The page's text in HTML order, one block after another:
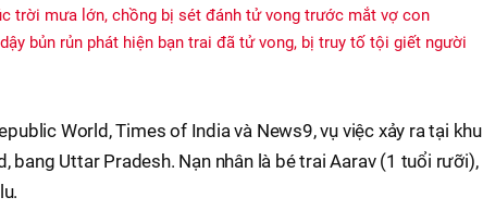
trời mưa lớn, chồng bị sét đánh tử vong trước mắt vợ con
bủn rủn phát hiện bạn trai đã tử vong, bị truy tố tội giết người
World, Times of India và News9, vụ việc xảy ra tại khu
bang Uttar Pradesh. Nạn nhân là bé trai Aarav (1 tuổi rưỡi),